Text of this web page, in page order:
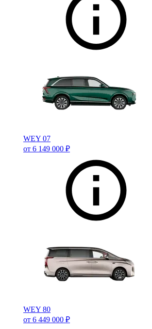
WEY 07
от 6 149 000 ₽
WEY 80
от 6 449 000 ₽